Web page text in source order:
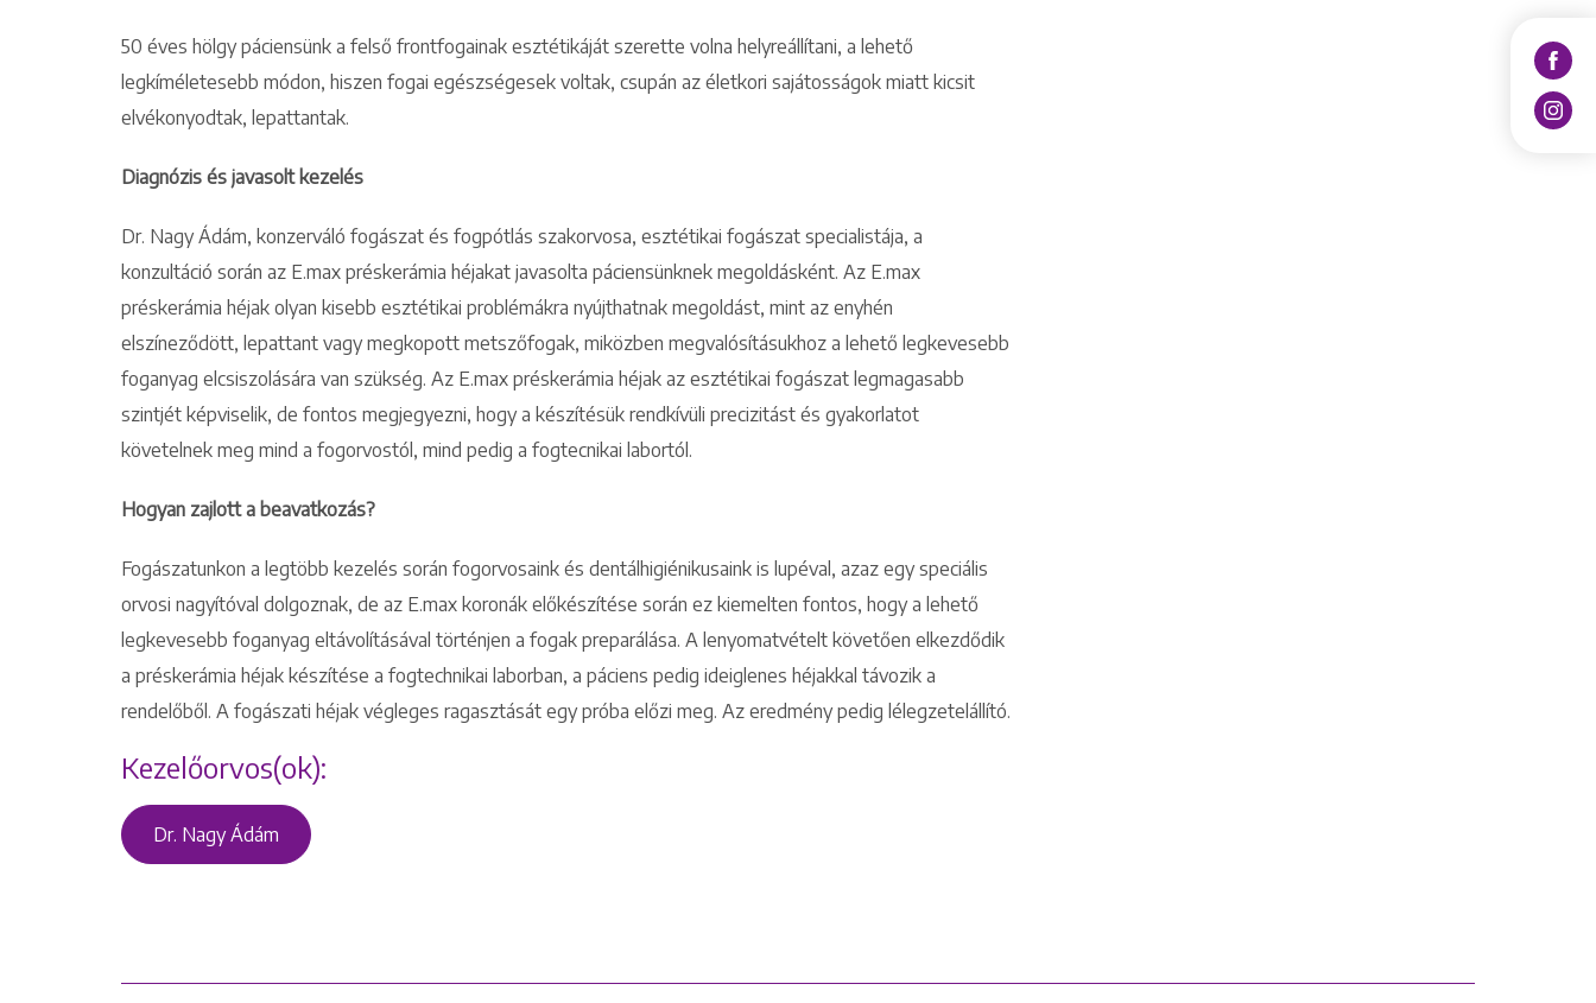
Keresés
50 éves hölgy páciensünk a felső frontfogainak esztétikáját szerette volna helyreállítani, a lehető
legkíméletesebb módon, hiszen fogai egészségesek voltak, csupán az életkori sajátosságok miatt kicsit
elvékonyodtak, lepattantak.
Diagnózis és javasolt kezelés
Dr. Nagy Ádám, konzerváló fogászat és fogpótlás szakorvosa, esztétikai fogászat specialistája, a
konzultáció során az E.max préskerámia héjakat javasolta páciensünknek megoldásként. Az E.max
préskerámia héjak olyan kisebb esztétikai problémákra nyújthatnak megoldást, mint az enyhén
elszíneződött, lepattant vagy megkopott metszőfogak, miközben megvalósításukhoz a lehető legkevesebb
foganyag elcsiszolására van szükség. Az E.max préskerámia héjak az esztétikai fogászat legmagasabb
szintjét képviselik, de fontos megjegyezni, hogy a készítésük rendkívüli precizitást és gyakorlatot
követelnek meg mind a fogorvostól, mind pedig a fogtecnikai labortól.
Hogyan zajlott a beavatkozás?
Fogászatunkon a legtöbb kezelés során fogorvosaink és dentálhigiénikusaink is lupéval, azaz egy speciális
orvosi nagyítóval dolgoznak, de az E.max koronák előkészítése során ez kiemelten fontos, hogy a lehető
legkevesebb foganyag eltávolításával történjen a fogak preparálása. A lenyomatvételt követően elkezdődik
a préskerámia héjak készítése a fogtechnikai laborban, a páciens pedig ideiglenes héjakkal távozik a
rendelőből. A fogászati héjak végleges ragasztását egy próba előzi meg. Az eredmény pedig lélegzetelállító.
Kezelőorvos(ok):
Dr. Nagy Ádám